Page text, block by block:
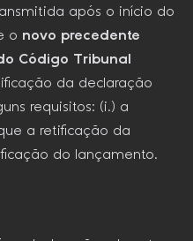
após o início do
o novo precedente
Código Tribunal
da declaração
requisitos: (i.) a
a retificação da
do lançamento.